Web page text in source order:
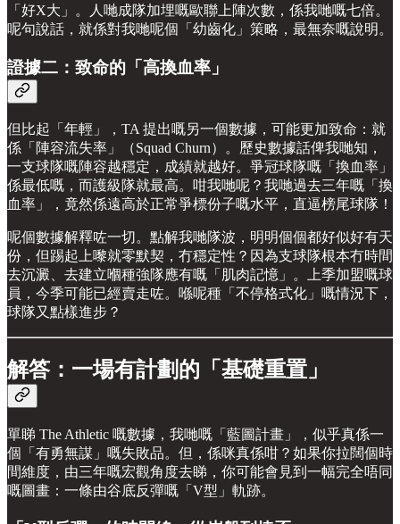
「好X大」。人哋成隊加埋嘅歐聯上陣次數，係我哋嘅七倍。
呢句說話，就係對我哋呢個「幼齒化」策略，最無奈嘅說明。
證據二：致命的「高換血率」
但比起「年輕」，TA 提出嘅另一個數據，可能更加致命：就
係「陣容流失率」（Squad Churn）。歷史數據話俾我哋知，
一支球隊嘅陣容越穩定，成績就越好。爭冠球隊嘅「換血率」
係最低嘅，而護級隊就最高。咁我哋呢？我哋過去三年嘅「換
血率」，竟然係遠高於正常爭標份子嘅水平，直逼榜尾球隊！
呢個數據解釋咗一切。點解我哋隊波，明明個個都好似好有天
份，但踢起上嚟就零默契，冇穩定性？因為支球隊根本冇時間
去沉澱、去建立嗰種強隊應有嘅「肌肉記憶」。上季加盟嘅球
員，今季可能已經賣走咗。喺呢種「不停格式化」嘅情況下，
球隊又點樣進步？
解答：一場有計劃的「基礎重置」
單睇 The Athletic 嘅數據，我哋嘅「藍圖計畫」，似乎真係一
個「有勇無謀」嘅失敗品。但，係咪真係咁？如果你拉闊個時
間維度，由三年嘅宏觀角度去睇，你可能會見到一幅完全唔同
嘅圖畫：一條由谷底反彈嘅「V型」軌跡。